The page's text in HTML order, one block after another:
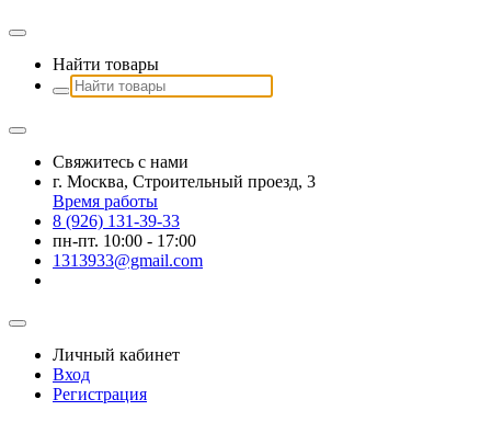
Найти товары
Свяжитесь с нами
г. Москва, Строительный проезд, 3
Время работы
8 (926) 131-39-33
пн-пт. 10:00 - 17:00
1313933@gmail.com
Личный кабинет
Вход
Регистрация